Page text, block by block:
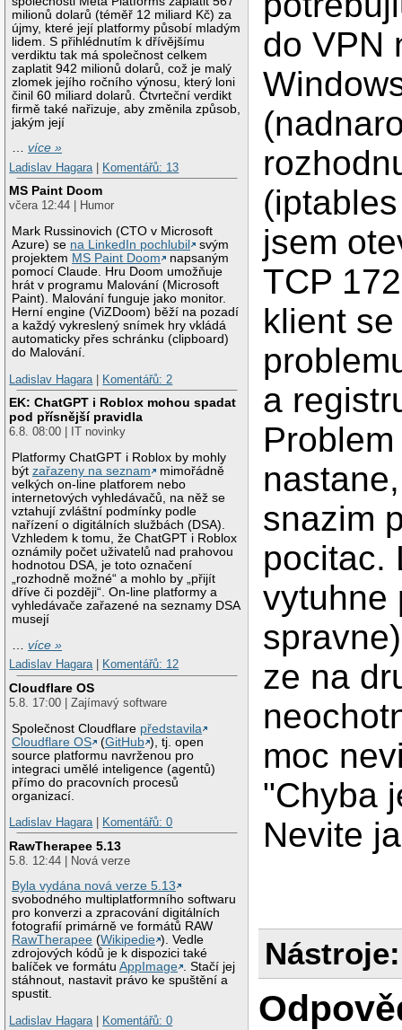
milionů dolarů (téměř 12 miliard Kč) za
újmy, které její platformy působí mladým
lidem. S přihlédnutím k dřívějšímu
verdiktu tak má společnost celkem
zaplatit 942 milionů dolarů, což je malý
zlomek jejího ročního výnosu, který loni
činil 60 miliard dolarů. Čtvrteční verdikt
firmě také nařizuje, aby změnila způsob,
jakým její
…více »
Ladislav Hagara
Komentářů: 13
MS Paint Doom
včera 12:44 | Humor
Mark Russinovich (CTO v Microsoft
Azure) se na LinkedIn pochlubil
svým
projektem MS Paint Doom
napsaným
pomocí Claude. Hru Doom umožňuje
hrát v programu Malování (Microsoft
Paint). Malování funguje jako monitor.
Herní engine (ViZDoom) běží na pozadí
a každý vykreslený snímek hry vkládá
automaticky přes schránku (clipboard)
do Malování.
Ladislav Hagara
Komentářů: 2
EK: ChatGPT i Roblox mohou spadat
pod přísnější pravidla
6.8. 08:00 | IT novinky
Platformy ChatGPT i Roblox by mohly
býtzařazeny na seznam
mimořádně
velkých on-line platforem nebo
internetových vyhledávačů, na něž se
vztahují zvláštní podmínky podle
nařízení o digitálních službách (DSA).
Vzhledem k tomu, že ChatGPT i Roblox
oznámily počet uživatelů nad prahovou
hodnotou DSA, je toto označení
„rozhodně možné“ a mohlo by „přijít
dříve či později“. On-line platformy a
vyhledávače zařazené na seznamy DSA
musejí
…více »
Ladislav Hagara| Komentářů: 12
Cloudflare OS
5.8. 17:00 | Zajímavý software
Společnost Cloudflare představila
Cloudflare OS
(GitHub ), tj. open
source platformu navrženou pro
integraci umělé inteligence (agentů)
přímo do pracovních procesů
organizací.
Ladislav Hagara| Komentářů: 0
RawTherapee 5.13
5.8. 12:44 | Nová verze
Byla vydána nová verze 5.13
svobodného multiplatformního softwaru
pro konverzi a zpracování digitálních
fotografií primárně ve formátů RAW
RawTherapee (Wikipedie ). Vedle
zdrojových kódů je k dispozici také
balíček ve formátuAppImage . Stačí jej
stáhnout, nastavit právo ke spuštění a
spustit.
Ladislav Hagara| Komentářů: 0
do VPN
jsem
TCP
klient
a
snazim
pocitac.
vytuhne
ze na
moc
"Chyba
Nevite
Nástroje: